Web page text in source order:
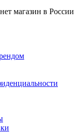
магазин в России